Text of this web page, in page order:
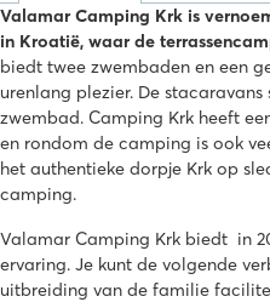
Valamar Camping Krk is
in Kroatië, waar de
biedt twee zwembaden en een
urenlang plezier. De
zwembad. Camping Krk heeft
en rondom de camping is ook
het authentieke dorpje Krk op
camping.
Valamar Camping Krk biedt in
ervaring. Je kunt de volgende
uitbreiding van de familie